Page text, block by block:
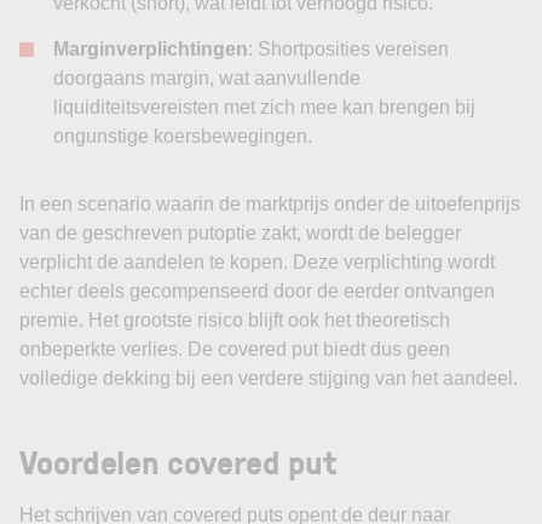
Marginverplichtingen: Shortposities vereisen
doorgaans margin, wat aanvullende
liquiditeitsvereisten met zich mee kan brengen bij
ongunstige koersbewegingen.
In een scenario waarin de marktprijs onder de uitoefenprijs
van de geschreven putoptie zakt, wordt de belegger
verplicht de aandelen te kopen. Deze verplichting wordt
echter deels gecompenseerd door de eerder ontvangen
premie. Het grootste risico blijft ook het theoretisch
onbeperkte verlies. De covered put biedt dus geen
volledige dekking bij een verdere stijging van het aandeel.
Voordelen covered put
Het schrijven van covered puts opent de deur naar